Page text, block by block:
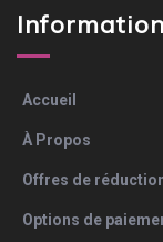
Information
Accueil
À Propos
Offres de
Options de